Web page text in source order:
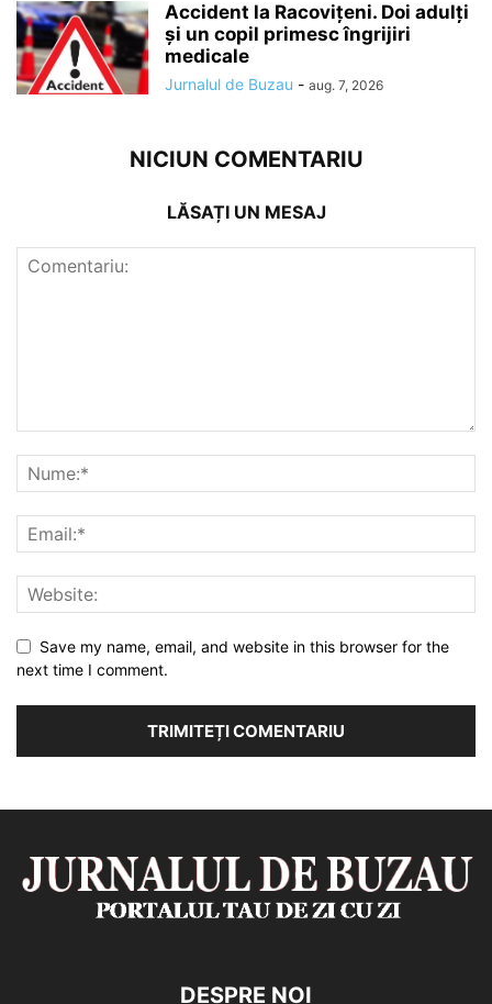
Accident la Racovițeni. Doi adulți
și un copil primesc îngrijiri
medicale
Jurnalul de Buzau - aug. 7, 2026
NICIUN COMENTARIU
LĂSAȚI UN MESAJ
Save my name, email, and website in this browser for the
next time I comment.
DESPRE NOI